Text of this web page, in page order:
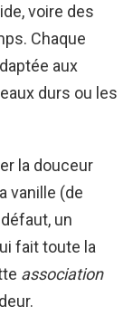
voire des
Chaque
aux
durs ou les
la douceur
vanille (de
un
fait toute la
association